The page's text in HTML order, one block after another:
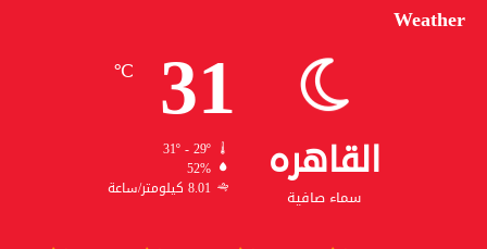
Weather
القاهره
سماء صافية
31
℃
31º - 29º
52%
8.01 كيلومتر/ساعة